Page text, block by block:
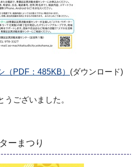
（PDF：485KB） (ダウンロード)
うございました。
ーまつり